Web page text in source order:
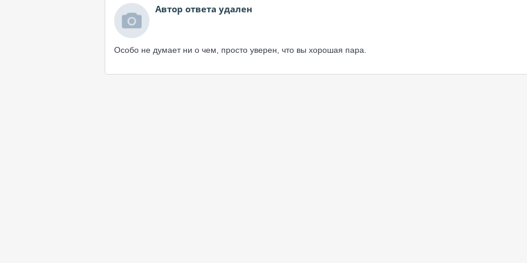
Автор ответа удален
Особо не думает ни о чем, просто уверен, что вы хорошая пара.